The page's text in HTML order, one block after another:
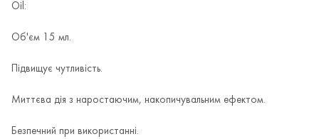
Oil:
Об'єм 15 мл.
Підвищує чутливість.
Миттєва дія з наростаючим, накопичувальним ефектом.
Безпечний при використанні.